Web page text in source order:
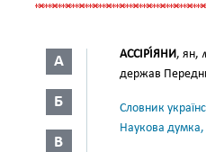
А
Б
В
АССІРІ́ЯНИ, ян,
держав
Словник
Наукова